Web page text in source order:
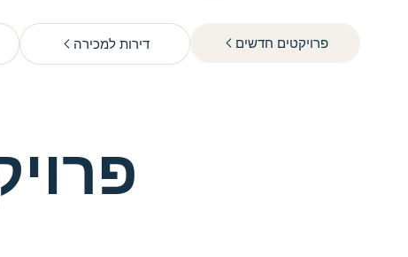
פרויקטים חדשים דירות למכירה